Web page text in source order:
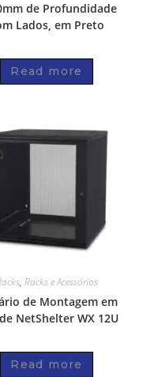
de Profundidade
Lados, em Preto
Read more
, Racks e Acessórios
de Montagem em
NetShelter WX 12U
Read more